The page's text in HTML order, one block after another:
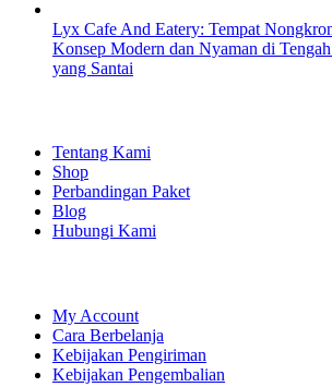
Lyx Cafe And Eatery: Tempat
Konsep Modern dan Nyaman di
yang Santai
Tentang Kami
Shop
Perbandingan Paket
Blog
Hubungi Kami
My Account
Cara Berbelanja
Kebijakan Pengiriman
Kebijakan Pengembalian